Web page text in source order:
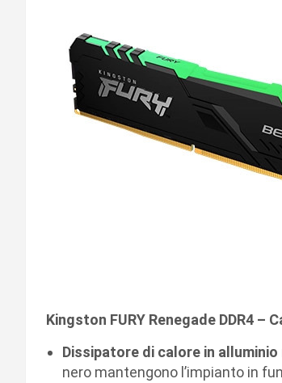
Kingston FURY Renegade DDR4
Dissipatore di calore in alluminio
nero mantengono l’impianto in